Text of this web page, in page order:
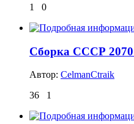
1
0
Сборка СССР
Автор: CelmanCtraik
36
1